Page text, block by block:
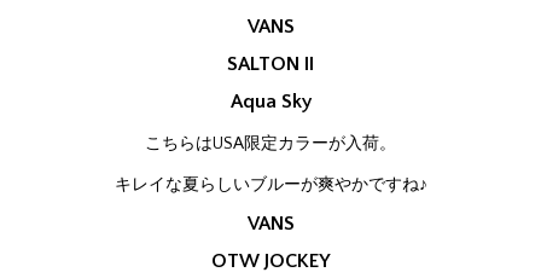
VANS
SALTON II
Aqua Sky
こちらはUSA限定カラーが入荷。
キレイな夏らしいブルーが爽やかですね♪
VANS
OTW JOCKEY